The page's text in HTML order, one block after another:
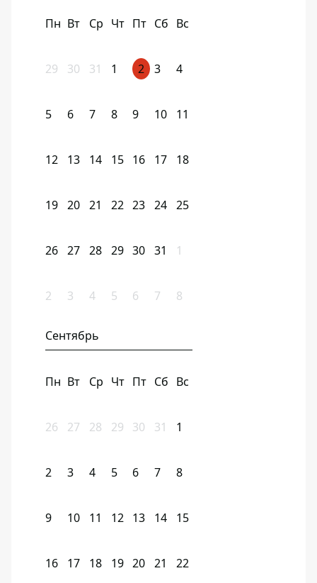
Пн Вт Ср Чт Пт Сб Вс
29 30 31 1 2 3 4
5 6 7 8 9 10 11
12 13 14 15 16 17 18
19 20 21 22 23 24 25
26 27 28 29 30 31 1
2 3 4 5 6 7 8
Сентябрь
Пн Вт Ср Чт Пт Сб Вс
26 27 28 29 30 31 1
2 3 4 5 6 7 8
9 10 11 12 13 14 15
16 17 18 19 20 21 22